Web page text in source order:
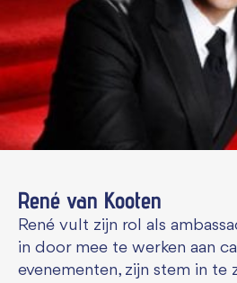
René van Kooten
René vult zijn rol als
in door mee te werken aan
evenementen, zijn stem in te